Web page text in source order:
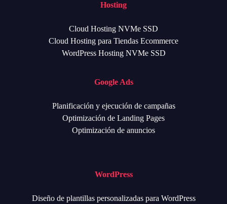
Hosting
Cloud Hosting NVMe SSD
Cloud Hosting para Tiendas Ecommerce
WordPress Hosting NVMe SSD
Google Ads
Planificación y ejecución de campañas
Optimización de Landing Pages
Optimización de anuncios
WordPress
Diseño de plantillas personalizadas para WordPress